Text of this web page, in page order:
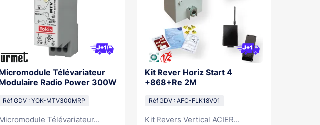
Micromodule Télévariateur
Modulaire Radio Power 300W
Réf GDV : YOK-MTV300MRP
Micromodule Télévariateur...
Kit Rever Horiz Start 4
+868+Re 2M
Réf GDV : AFC-FLK18V01
Kit Revers Vertical ACIER...